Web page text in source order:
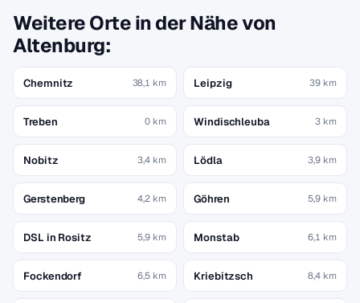
Weitere Orte in der Nähe von
Altenburg:
Chemnitz 38,1 km Leipzig 39 km
Treben 0 km Windischleuba 3 km
Nobitz 3,4 km Lödla 3,9 km
Gerstenberg 4,2 km Göhren 5,9 km
DSL in Rositz 5,9 km Monstab 6,1 km
Fockendorf 6,5 km Kriebitzsch 8,4 km